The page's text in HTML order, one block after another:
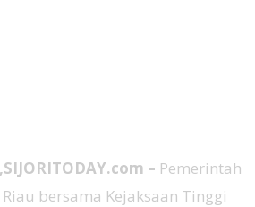
– Pemerintah
bersama Kejaksaan Tinggi